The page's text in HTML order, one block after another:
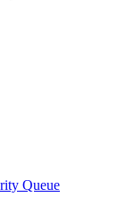
Queue